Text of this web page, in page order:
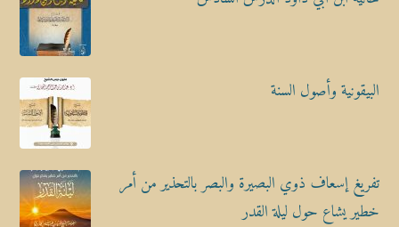
البيقونية وأصول السنة
تفريغ إسعاف ذوي البصيرة والبصر بالتحذير من أمر
خطير يشاع حول ليلة القدر